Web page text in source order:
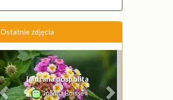
Ostatnie zdjęcia
Lantana pospolita
Joanna Boisse
Poprzednie Następne